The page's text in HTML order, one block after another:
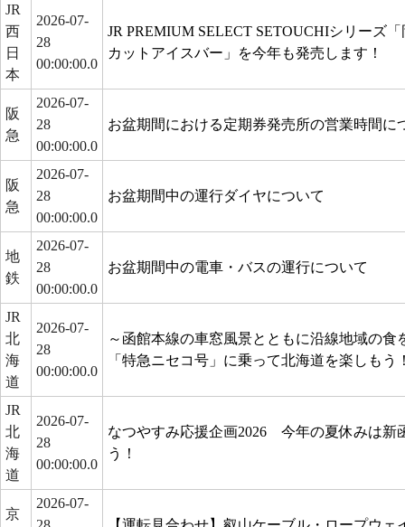
JR
西
日
本
2026-07-
28
00:00:00.0
JR PREMIUM SELECT SETOUCHIシリーズ
カットアイスバー」を今年も発売します！
阪
急
2026-07-
28
00:00:00.0
お盆期間における定期券発売所の営業時間に
阪
急
2026-07-
28
00:00:00.0
お盆期間中の運行ダイヤについて
地
鉄
2026-07-
28
00:00:00.0
お盆期間中の電車・バスの運行について
JR
北
海
道
2026-07-
28
00:00:00.0
～函館本線の車窓風景とともに沿線地域の食
「特急ニセコ号」に乗って北海道を楽しもう
JR
北
海
道
2026-07-
28
00:00:00.0
なつやすみ応援企画2026 今年の夏休みは新
う！
京
2026-07-